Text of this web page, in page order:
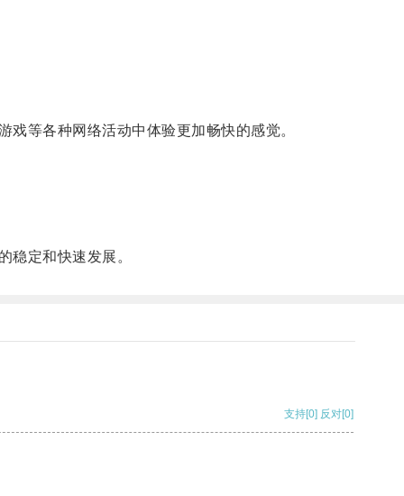
等各种网络活动中体验更加畅快的感觉。
定和快速发展。
支持[0] 反对[0]